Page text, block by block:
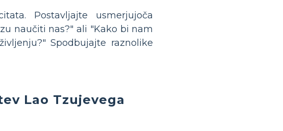
Postavljajte usmerjujoča
naučiti nas?" ali "Kako bi nam
Spodbujajte raznolike
Lao Tzujevega